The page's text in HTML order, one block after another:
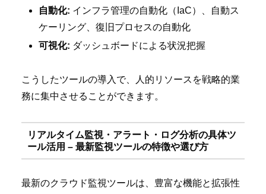
自動化: インフラ管理の自動化（IaC）、自動ス
ケーリング、復旧プロセスの自動化
可視化: ダッシュボードによる状況把握
こうしたツールの導入で、人的リソースを戦略的業
務に集中させることができます。
リアルタイム監視・アラート・ログ分析の具体ツ
ール活用 – 最新監視ツールの特徴や選び方
最新のクラウド監視ツールは、豊富な機能と拡張性